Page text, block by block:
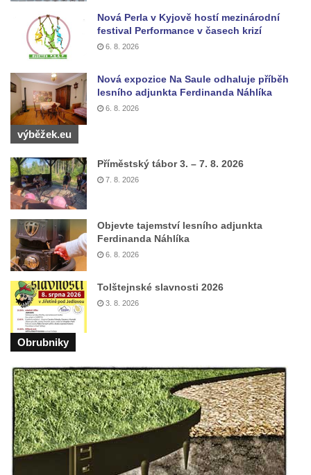
Nová Perla v Kyjově hostí mezinárodní
festival Performance v časech krizí
6. 8. 2026
Nová expozice Na Saule odhaluje příběh
lesního adjunkta Ferdinanda Náhlíka
6. 8. 2026
výběžek.eu
Příměstský tábor 3. – 7. 8. 2026
7. 8. 2026
Objevte tajemství lesního adjunkta
Ferdinanda Náhlíka
6. 8. 2026
Tolštejnské slavnosti 2026
3. 8. 2026
Obrubniky